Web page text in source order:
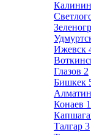
Ижевск
Глазов 2
Бишкек
Конаев
Талгар 3